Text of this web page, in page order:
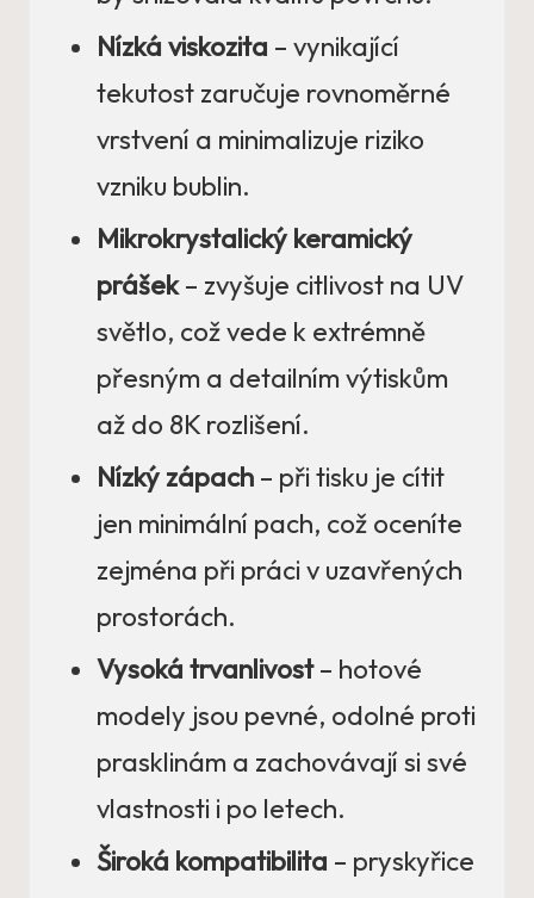
Nízká viskozita – vynikající
tekutost zaručuje rovnoměrné
vrstvení a minimalizuje riziko
vzniku bublin.
Mikrokrystalický keramický
prášek– zvyšuje citlivost na UV
světlo, což vede k extrémně
přesným a detailním výtiskům
až do 8K rozlišení.
Nízký zápach – při tisku je cítit
jen minimální pach, což oceníte
zejména při práci v uzavřených
prostorách.
Vysoká trvanlivost– hotové
modely jsou pevné, odolné proti
prasklinám a zachovávají si své
vlastnosti i po letech.
Široká kompatibilita – pryskyřice